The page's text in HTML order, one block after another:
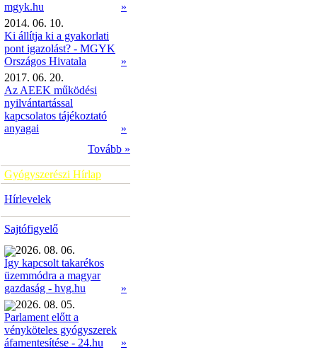
mgyk.hu
»
2014. 06. 10.
Ki állítja ki a gyakorlati
pont igazolást? - MGYK
Országos Hivatala
»
2017. 06. 20.
Az AEEK működési
nyilvántartással
kapcsolatos tájékoztató
anyagai
»
Tovább »
Gyógyszerészi Hírlap
Hírlevelek
Sajtófigyelő
2026. 08. 06.
Így kapcsolt takarékos
üzemmódra a magyar
gazdaság - hvg.hu
»
2026. 08. 05.
Parlament előtt a
vényköteles gyógyszerek
áfamentesítése - 24.hu
»